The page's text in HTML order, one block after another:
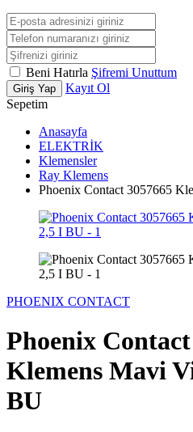
Beni Hatırla Şifremi Unuttum
Giriş Yap
Kayıt Ol
Sepetim
Anasayfa
ELEKTRİK
Klemensler
Ray Klemens
Phoenix Contact 3057665
PHOENIX CONTACT
Phoenix Contact
Klemens Mavi
BU